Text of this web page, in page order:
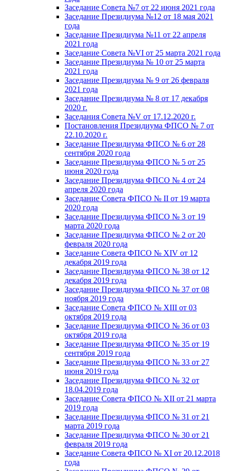
Заседание Совета №7 от 22 июня 2021 года
Заседание Президиума №12 от 18 мая 2021
года
Заседание Президиума №11 от 22 апреля
2021 года
Заседание Совета №VI от 25 марта 2021 года
Заседание Президиума № 10 от 25 марта
2021 года
Заседание Президиума № 9 от 26 февраля
2021 года
Заседание Президиума № 8 от 17 декабря
2020 г.
Заседания Совета №V от 17.12.2020 г.
Постановления Президиума ФПСО № 7 от
22.10.2020 г.
Заседание Президиума ФПСО № 6 от 28
сентября 2020 года
Заседание Президиума ФПСО № 5 от 25
июня 2020 года
Заседание Президиума ФПСО № 4 от 24
апреля 2020 года
Заседание Совета ФПСО № II от 19 марта
2020 года
Заседание Президиума ФПСО № 3 от 19
марта 2020 года
Заседание Президиума ФПСО № 2 от 20
февраля 2020 года
Заседание Совета ФПСО № XIV от 12
декабря 2019 года
Заседание Президиума ФПСО № 38 от 12
декабря 2019 года
Заседание Президиума ФПСО № 37 от 08
ноября 2019 года
Заседание Совета ФПСО № XIII от 03
октября 2019 года
Заседание Президиума ФПСО № 36 от 03
октября 2019 года
Заседание Президиума ФПСО № 35 от 19
сентября 2019 года
Заседание Президиума ФПСО № 33 от 27
июня 2019 года
Заседание Президиума ФПСО № 32 от
18.04.2019 года
Заседание Совета ФПСО № XII от 21 марта
2019 года
Заседание Президиума ФПСО № 31 от 21
марта 2019 года
Заседание Президиума ФПСО № 30 от 21
февраля 2019 года
Заседание Совета ФПСО № XI от 20.12.2018
года